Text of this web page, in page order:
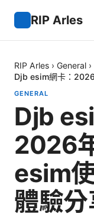
RIP Arles
RIP Arles › General ›
Djb esim網卡：
GENERAL
Djb
2026
esim
體驗分